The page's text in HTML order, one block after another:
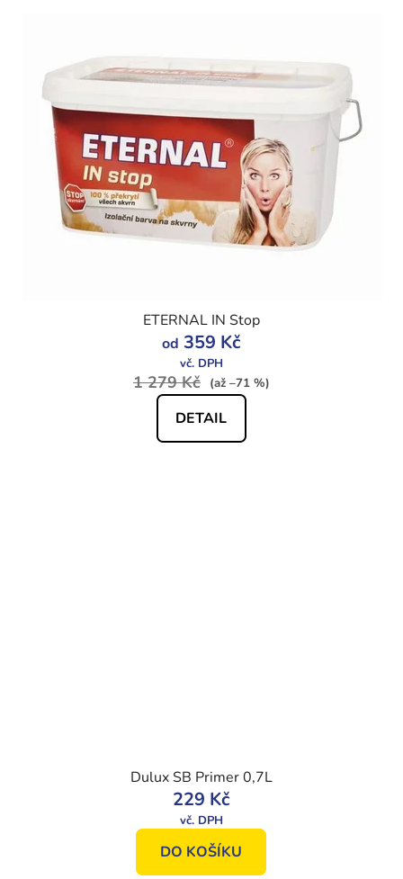
ETERNAL IN Stop
od 359 Kč
1 279 Kč (až –71 %)
DETAIL
Dulux SB Primer 0,7L
229 Kč
DO KOŠÍKU